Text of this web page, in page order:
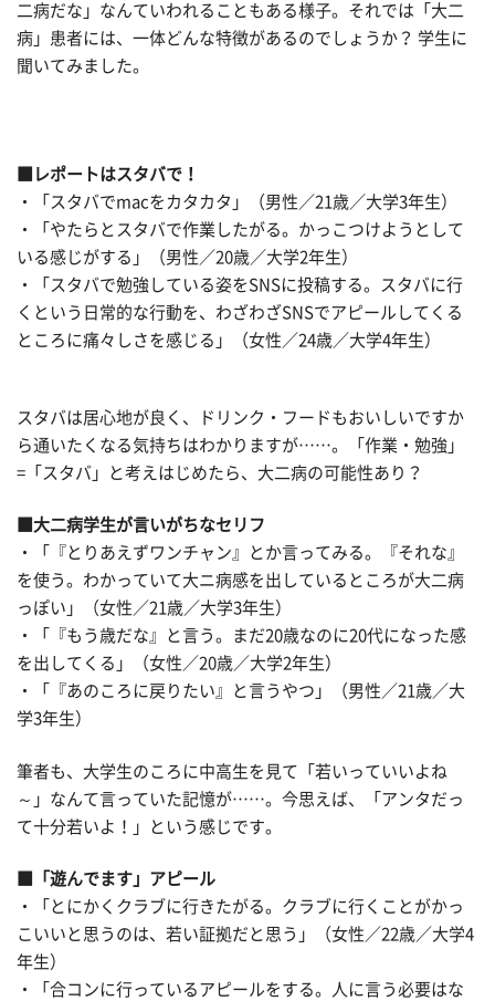
二病だな」なんていわれることもある様子。それでは「大二
病」患者には、一体どんな特徴があるのでしょうか？ 学生に
聞いてみました。
■レポートはスタバで！
・「スタバでmacをカタカタ」（男性／21歳／大学3年生）
・「やたらとスタバで作業したがる。かっこつけようとして
いる感じがする」（男性／20歳／大学2年生）
・「スタバで勉強している姿をSNSに投稿する。スタバに行
くという日常的な行動を、わざわざSNSでアピールしてくる
ところに痛々しさを感じる」（女性／24歳／大学4年生）
スタバは居心地が良く、ドリンク・フードもおいしいですか
ら通いたくなる気持ちはわかりますが……。「作業・勉強」
=「スタバ」と考えはじめたら、大二病の可能性あり？
■大二病学生が言いがちなセリフ
・「『とりあえずワンチャン』とか言ってみる。『それな』
を使う。わかっていて大ニ病感を出しているところが大二病
っぽい」（女性／21歳／大学3年生）
・「『もう歳だな』と言う。まだ20歳なのに20代になった感
を出してくる」（女性／20歳／大学2年生）
・「『あのころに戻りたい』と言うやつ」（男性／21歳／大
学3年生）
筆者も、大学生のころに中高生を見て「若いっていいよね
～」なんて言っていた記憶が……。今思えば、「アンタだっ
て十分若いよ！」という感じです。
■「遊んでます」アピール
・「とにかくクラブに行きたがる。クラブに行くことがかっ
こいいと思うのは、若い証拠だと思う」（女性／22歳／大学4
年生）
・「合コンに行っているアピールをする。人に言う必要はな